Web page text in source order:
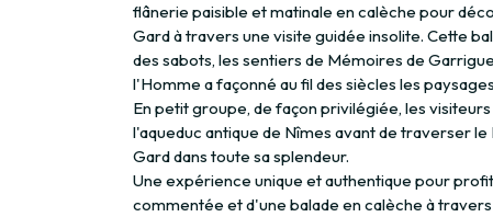
flânerie paisible et matinale en calèche pour
Gard à travers une visite guidée insolite. Cette
des sabots, les sentiers de Mémoires de
l'Homme a façonné au fil des siècles les
En petit groupe, de façon privilégiée, les
l'aqueduc antique de Nîmes avant de traverser le
Gard dans toute sa splendeur.
Une expérience unique et authentique pour
commentée et d'une balade en calèche à